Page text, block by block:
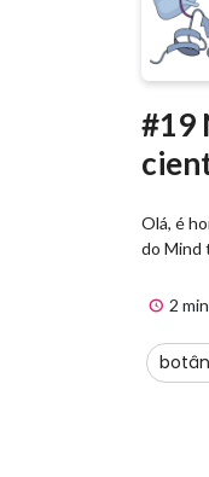
#19
Olá, é
do Mind
2